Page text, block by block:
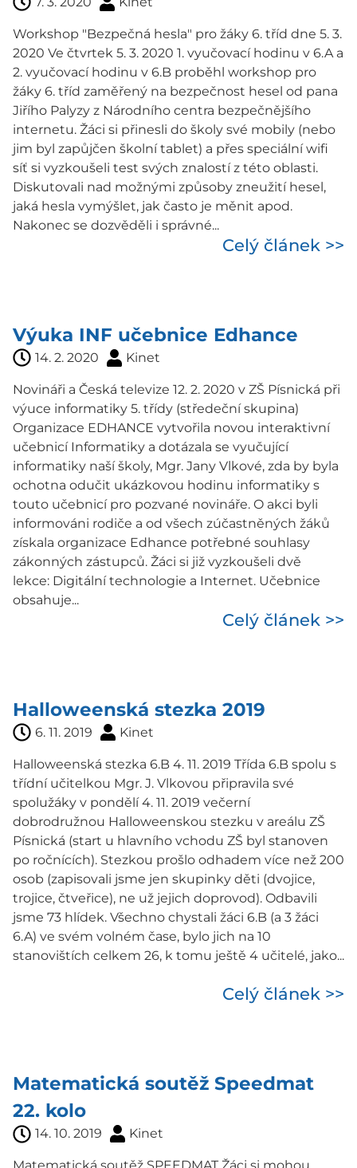
Workshop "Bezpečná hesla" pro žáky 6. tříd dne 5. 3.
2020 Ve čtvrtek 5. 3. 2020 1. vyučovací hodinu v 6.A a
2. vyučovací hodinu v 6.B proběhl workshop pro
žáky 6. tříd zaměřený na bezpečnost hesel od pana
Jiřího Palyzy z Národního centra bezpečnějšího
internetu. Žáci si přinesli do školy své mobily (nebo
jim byl zapůjčen školní tablet) a přes speciální wifi
síť si vyzkoušeli test svých znalostí z této oblasti.
Diskutovali nad možnými způsoby zneužití hesel,
jaká hesla vymýšlet, jak často je měnit apod.
Nakonec se dozvěděli i správné...
Celý článek >>
Výuka INF učebnice Edhance
14. 2. 2020 Kinet
Novináři a Česká televize 12. 2. 2020 v ZŠ Písnická při
výuce informatiky 5. třídy (středeční skupina)
Organizace EDHANCE vytvořila novou interaktivní
učebnicí Informatiky a dotázala se vyučující
informatiky naší školy, Mgr. Jany Vlkové, zda by byla
ochotna odučit ukázkovou hodinu informatiky s
touto učebnicí pro pozvané novináře. O akci byli
informováni rodiče a od všech zúčastněných žáků
získala organizace Edhance potřebné souhlasy
zákonných zástupců. Žáci si již vyzkoušeli dvě
lekce: Digitální technologie a Internet. Učebnice
obsahuje...
Celý článek >>
Halloweenská stezka 2019
6. 11. 2019 Kinet
Halloweenská stezka 6.B 4. 11. 2019 Třída 6.B spolu s
třídní učitelkou Mgr. J. Vlkovou připravila své
spolužáky v pondělí 4. 11. 2019 večerní
dobrodružnou Halloweenskou stezku v areálu ZŠ
Písnická (start u hlavního vchodu ZŠ byl stanoven
po ročnících). Stezkou prošlo odhadem více než 200
osob (zapisovali jsme jen skupinky děti (dvojice,
trojice, čtveřice), ne už jejich doprovod). Odbavili
jsme 73 hlídek. Všechno chystali žáci 6.B (a 3 žáci
6.A) ve svém volném čase, bylo jich na 10
stanovištích celkem 26, k tomu ještě 4 učitelé, jako...
Celý článek >>
Matematická soutěž Speedmat
22. kolo
14. 10. 2019 Kinet